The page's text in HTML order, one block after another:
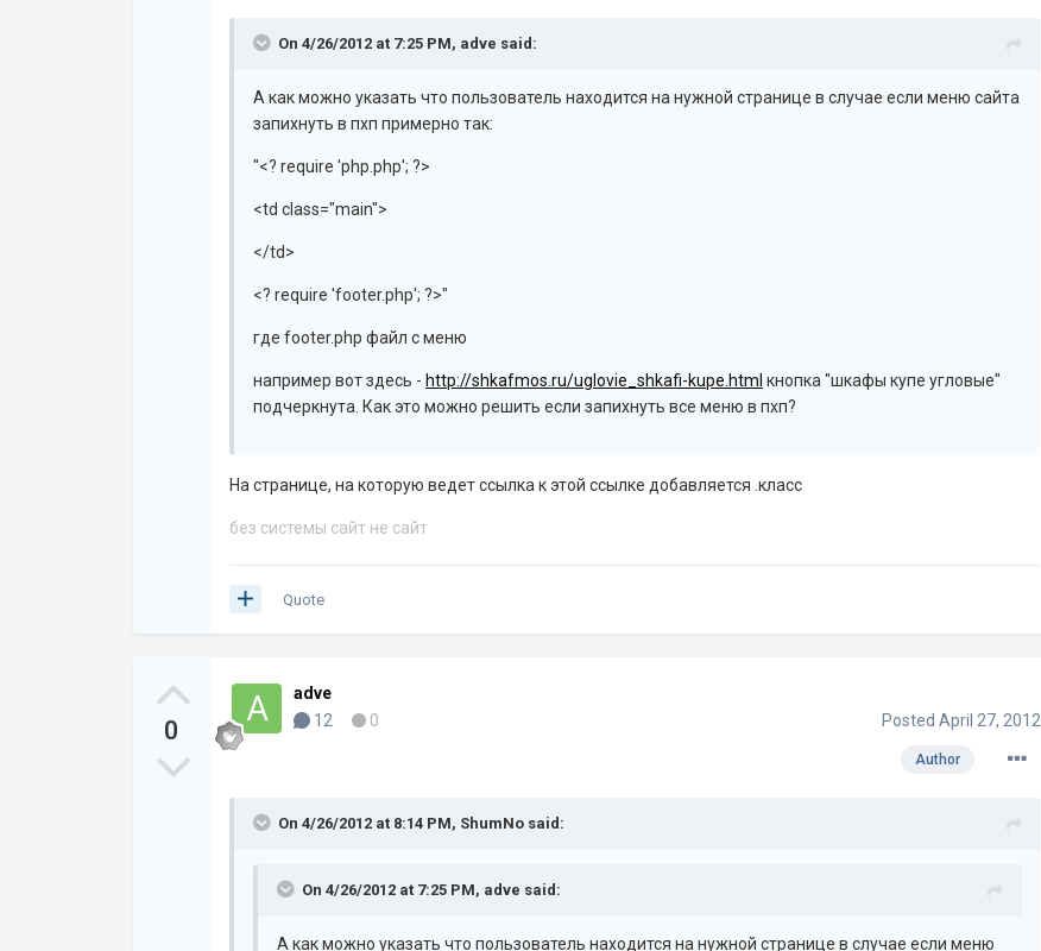
On 4/26/2012 at 7:25 PM, adve said:
А как можно указать что пользователь находится на нужной странице в случае если меню сайта
запихнуть в пхп примерно так:
"<? require 'php.php'; ?>
<td class="main">
</td>
<? require 'footer.php'; ?>"
где footer.php файл с меню
например вот здесь - http://shkafmos.ru/uglovie_shkafi-kupe.html кнопка "шкафы купе угловые"
подчеркнута. Как это можно решить если запихнуть все меню в пхп?
На странице, на которую ведет ссылка к этой ссылке добавляется .класс
без системы сайт не сайт
Quote
0
adve
12
0 Posted April 27, 2012
Author
On 4/26/2012 at 8:14 PM, ShumNo said:
On 4/26/2012 at 7:25 PM, adve said:
А как можно указать что пользователь находится на нужной странице в случае если меню